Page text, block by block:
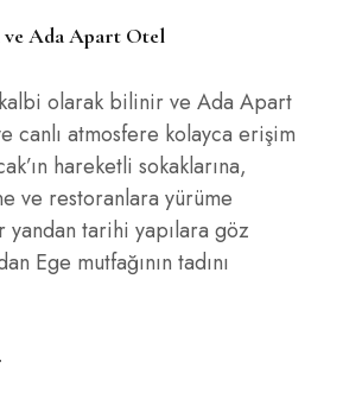
ve Ada Apart Otel
olarak bilinir ve Ada Apart
canlı atmosfere kolayca erişim
hareketli sokaklarına,
ve restoranlara yürüme
yandan tarihi yapılara göz
Ege mutfağının tadını